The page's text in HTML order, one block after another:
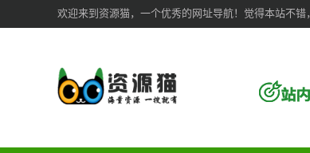
欢迎来到资源猫，一个优秀的网址导航！觉得本站不错